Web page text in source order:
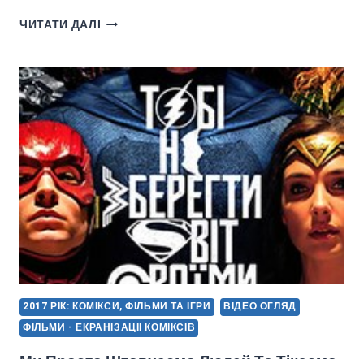
ЧИТАТИ ДАЛІ КАСОВІ
СПРАВЕДЛИВОСТІ,
ТА
ЯК
ВОНИ
ВПЛИНУТЬ
НА
КІНОВСЕСВІТ
DC
2017 РІК: КОМІКСИ, ФІЛЬМИ ТА ІГРИ
ВІДЕО ОГЛЯД
ФІЛЬМИ - ЕКРАНІЗАЦІЇ КОМІКСІВ